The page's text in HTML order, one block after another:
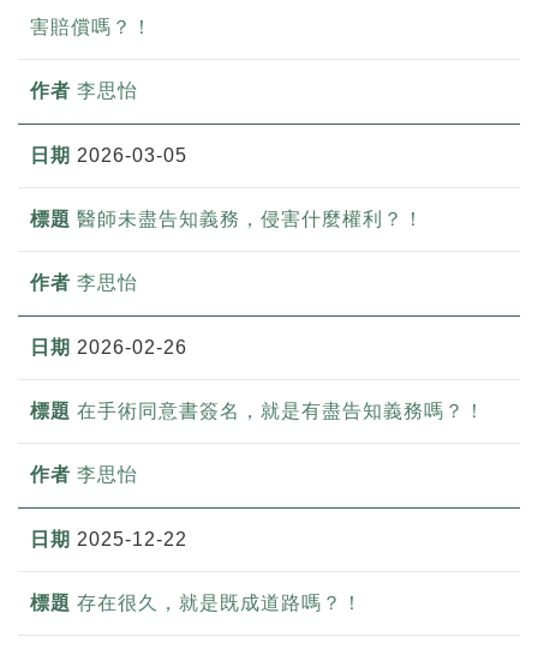
害賠償嗎？！
李思怡
2026-03-05
醫師未盡告知義務，侵害什麼權利？！
李思怡
2026-02-26
在手術同意書簽名，就是有盡告知義務嗎？！
李思怡
2025-12-22
存在很久，就是既成道路嗎？！